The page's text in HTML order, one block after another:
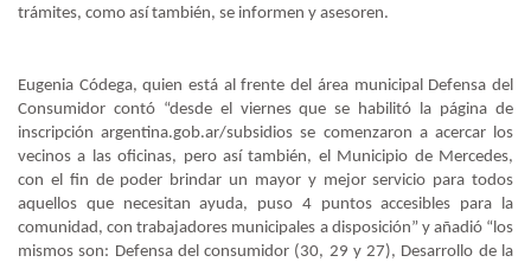
trámites, como así también, se informen y asesoren.
Eugenia Códega, quien está al frente del área municipal Defensa del
Consumidor contó “desde el viernes que se habilitó la página de
inscripción argentina.gob.ar/subsidios se comenzaron a acercar los
vecinos a las oficinas, pero así también, el Municipio de Mercedes,
con el fin de poder brindar un mayor y mejor servicio para todos
aquellos que necesitan ayuda, puso 4 puntos accesibles para la
comunidad, con trabajadores municipales a disposición” y añadió “los
mismos son: Defensa del consumidor (30, 29 y 27), Desarrollo de la